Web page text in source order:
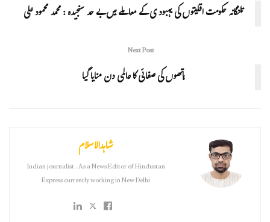
تلنگانہ حکومت اقلیتوں کی بہبود ی کے معاملے میں بے حد سنجیدہ : محمد محمود علی
Next Post
ہاتھوں کی صفائی کا عالمی دن منایا گیا
شاہدالاسلام
Indian journalist . As a News Editor of Hindustan
Express currently working in New Delhi